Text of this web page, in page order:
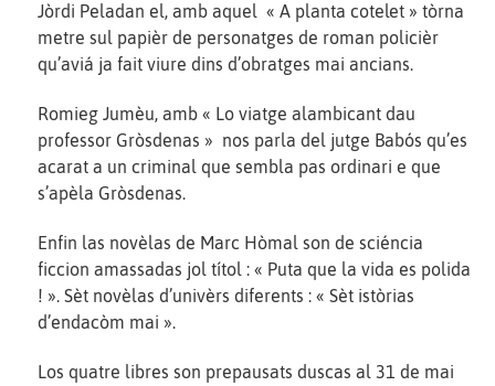
Jòrdi Peladan el, amb aquel « A planta cotelet » tòrna
metre sul papièr de personatges de roman policièr
qu’aviá ja fait viure dins d’obratges mai ancians.
Romieg Jumèu, amb « Lo viatge alambicant dau
professor Gròsdenas » nos parla del jutge Babós qu’es
acarat a un criminal que sembla pas ordinari e que
s’apèla Gròsdenas.
Enfin las novèlas de Marc Hòmal son de sciéncia
ficcion amassadas jol títol : « Puta que la vida es polida
! ». Sèt novèlas d’univèrs diferents : « Sèt istòrias
d’endacòm mai ».
Los quatre libres son prepausats duscas al 31 de mai